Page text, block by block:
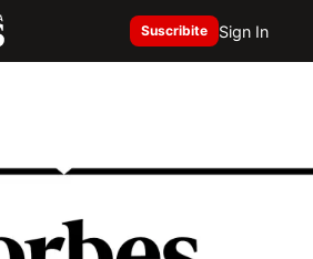
Suscribite Sign In